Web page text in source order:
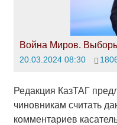
Война Миров.
20.03.2024 08:30
Редакция КазТАГ
чиновникам считать
комментариев